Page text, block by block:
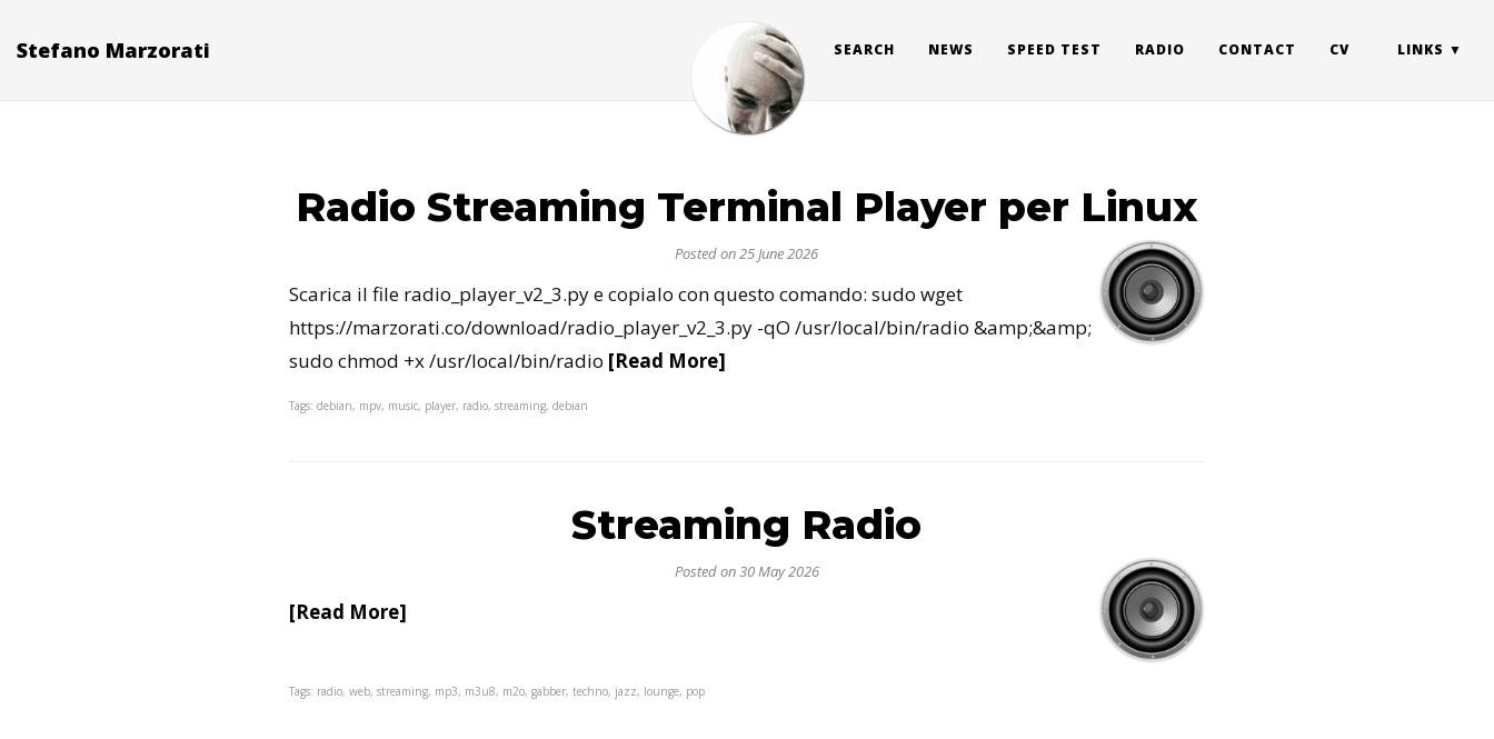
Stefano Marzorati SEARCH NEWS SPEED TEST RADIO CONTACT CV LINKS
Radio Streaming Terminal Player per Linux
Posted on 25 June 2026
Scarica il file radio_player_v2_3.py e copialo con questo comando: sudo wget
https://marzorati.co/download/radio_player_v2_3.py -qO /usr/local/bin/radio &amp;&amp;
sudo chmod +x /usr/local/bin/radio [Read More]
Tags: debian, mpv, music, player, radio, streaming, debian
Streaming Radio
Posted on 30 May 2026
[Read More]
Tags: radio, web, streaming, mp3, m3u8, m2o, gabber, techno, jazz, lounge, pop